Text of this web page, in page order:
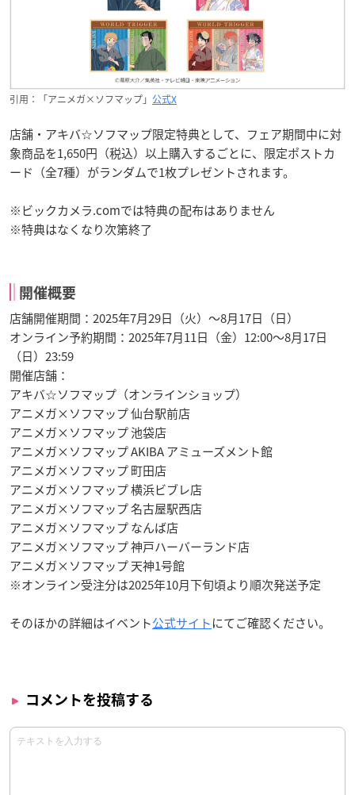
引用：「アニメガ×ソフマップ」 公式X
店舗・アキバ☆ソフマップ限定特典として、フェア期間中に対
象商品を1,650円（税込）以上購入するごとに、限定ポストカ
ード（全7種）がランダムで1枚プレゼントされます。
※ビックカメラ.comでは特典の配布はありません
※特典はなくなり次第終了
開催概要
店舗開催期間：2025年7月29日（火）～8月17日（日）
オンライン予約期間：2025年7月11日（金）12:00～8月17日
（日）23:59
開催店舗：
アキバ☆ソフマップ（オンラインショップ）
アニメガ×ソフマップ 仙台駅前店
アニメガ×ソフマップ 池袋店
アニメガ×ソフマップ AKIBA アミューズメント館
アニメガ×ソフマップ 町田店
アニメガ×ソフマップ 横浜ビブレ店
アニメガ×ソフマップ 名古屋駅西店
アニメガ×ソフマップ なんば店
アニメガ×ソフマップ 神戸ハーバーランド店
アニメガ×ソフマップ 天神1号館
※オンライン受注分は2025年10月下旬頃より順次発送予定
そのほかの詳細はイベント公式サイトにてご確認ください。
コメントを投稿する